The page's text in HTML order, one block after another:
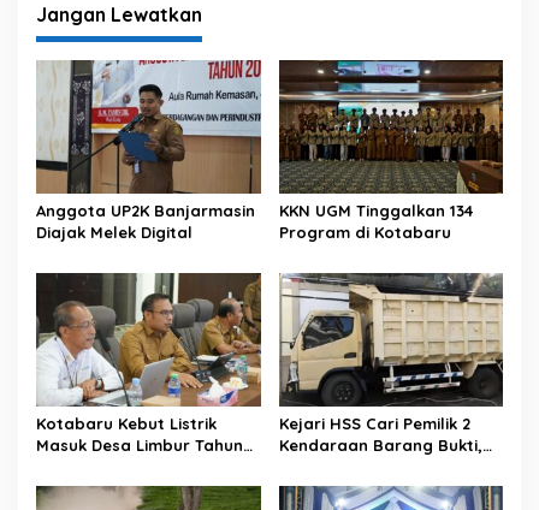
p
o
s
Jangan Lewatkan
Anggota UP2K Banjarmasin
Diajak Melek Digital
KKN UGM Tinggalkan 134
Program di Kotabaru
Kotabaru Kebut Listrik
Masuk Desa Limbur Tahun
Kejari HSS Cari Pemilik 2
Kendaraan Barang Bukti,